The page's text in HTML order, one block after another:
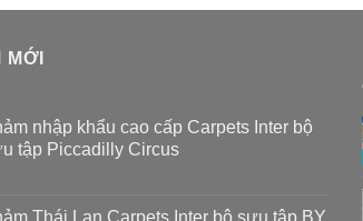
nhập khẩu cao cấp Carpets Inter bộ
tập Piccadilly Circus
Thái Lan Carpets Inter bộ sưu tập BY